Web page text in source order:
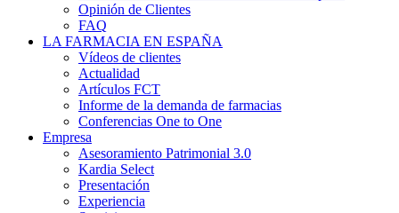
Opinión de Clientes
FAQ
LA FARMACIA EN ESPAÑA
Vídeos de clientes
Actualidad
Artículos FCT
Informe de la demanda de farmacias
Conferencias One to One
Empresa
Asesoramiento Patrimonial 3.0
Kardia Select
Presentación
Experiencia